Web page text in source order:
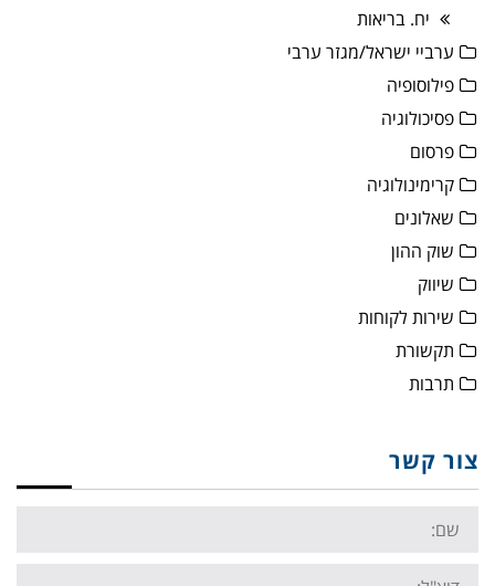
יח. בריאות
ערביי ישראל/מגזר ערבי
פילוסופיה
פסיכולוגיה
פרסום
קרימינולוגיה
שאלונים
שוק ההון
שיווק
שירות לקוחות
תקשורת
תרבות
צור קשר
Name:
Email: